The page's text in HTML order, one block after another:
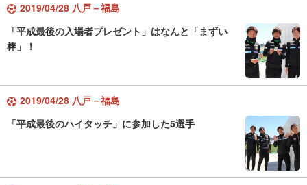
2019/04/28 八戸－福島
「平成最後の入場者プレゼント」はなんと「まずい
棒」！
2019/04/28 八戸－福島
「平成最後のハイタッチ」に参加した5選手